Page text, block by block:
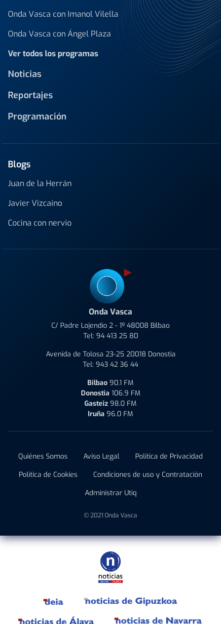
Onda Vasca con Imanol Vilella
Onda Vasca con Ángel Plaza
Ver todos los programas
Noticias
Reportajes
Programación
Blogs
Juan de la Herrán
Javier Vizcaino
Cocina con nervio
Onda Vasca
C/ Padre Lojendio 2 - 1º 48008 Bilbao
Tel: 94 413 25 80
Avenida de Tolosa 23-25 20018 Donostia
Tel: 943 42 36 44
Bilbao 90.1 FM
Donostia 106.9 FM
Gasteiz 98.0 FM
Iruña 96.0 FM
Quiénes Somos Aviso Legal
Política de Privacidad
Política de Cookies
Condiciones de uso y Contratación
Administrar Utiq
© 2021 Onda Vasca